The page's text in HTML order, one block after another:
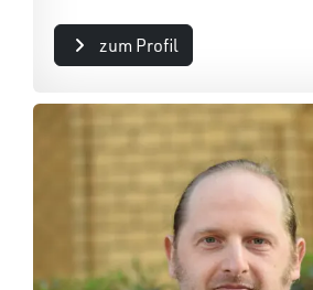
zum Profil